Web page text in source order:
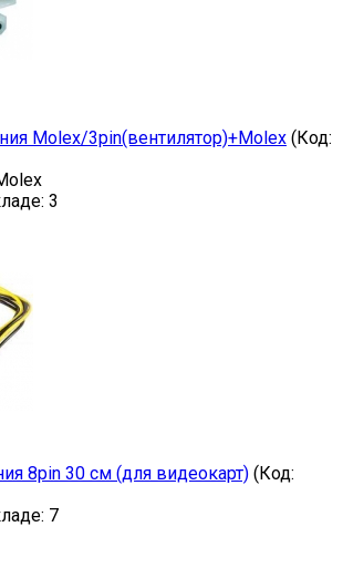
Molex/3pin(вентилятор)+Molex (Код:
3
8pin 30 см (для видеокарт) (Код:
7